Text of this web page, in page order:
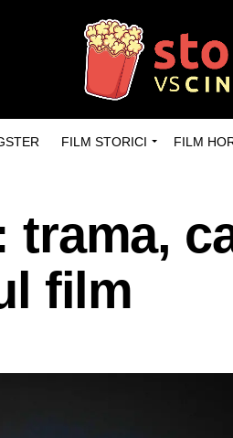
FILM STORICI FILM
film